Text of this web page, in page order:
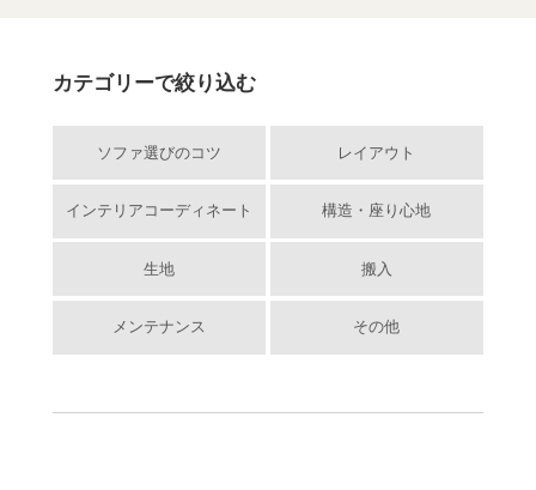
カテゴリーで絞り込む
ソファ選びのコツ レイアウト
インテリアコーディネート 構造・座り心地
生地 搬入
メンテナンス その他